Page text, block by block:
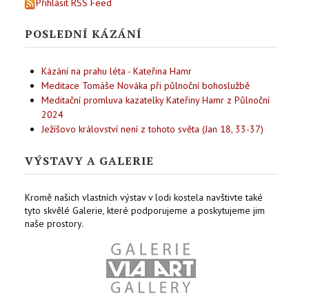
Přihlásit RSS Feed
POSLEDNÍ KÁZÁNÍ
Kázání na prahu léta - Kateřina Hamr
Meditace Tomáše Nováka při půlnoční bohoslužbě
Meditační promluva kazatelky Kateřiny Hamr z Půlnoční
2024
Ježíšovo království není z tohoto světa (Jan 18, 33-37)
VÝSTAVY A GALERIE
Kromě našich vlastních výstav v lodi kostela navštivte také
tyto skvělé Galerie, které podporujeme a poskytujeme jim
naše prostory.